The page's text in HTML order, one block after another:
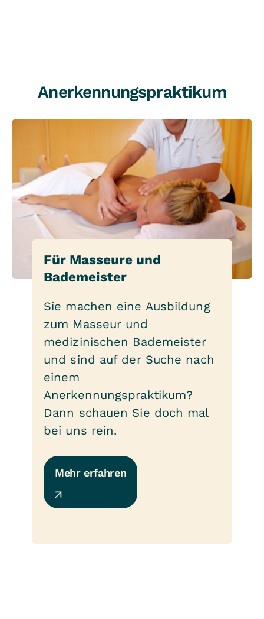
Anerkennungspraktikum
Für Masseure und
Bademeister
Sie machen eine Ausbildung
zum Masseur und
medizinischen Bademeister
und sind auf der Suche nach
einem
Anerkennungspraktikum?
Dann schauen Sie doch mal
bei uns rein.
Mehr erfahren